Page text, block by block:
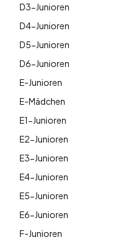
D3-Junioren
D4-Junioren
D5-Junioren
D6-Junioren
E-Junioren
E-Mädchen
E1-Junioren
E2-Junioren
E3-Junioren
E4-Junioren
E5-Junioren
E6-Junioren
F-Junioren